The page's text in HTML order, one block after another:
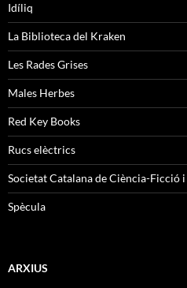
Idíliq
La Biblioteca del Kraken
Les Rades Grises
Males Herbes
Red Key Books
Rucs elèctrics
Societat Catalana de Ciència-Ficció i
Spècula
ARXIUS